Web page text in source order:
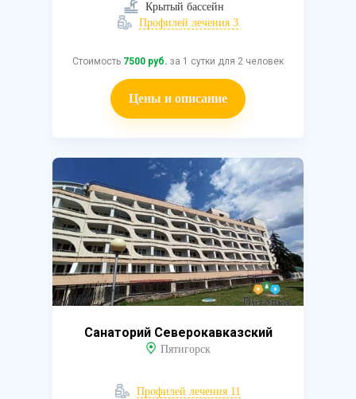
Крытый бассейн
Профилей лечения 3
Стоимость 7500 руб. за 1 сутки для 2 человек
Цены и описание
Санаторий Северокавказский
Пятигорск
Профилей лечения 11